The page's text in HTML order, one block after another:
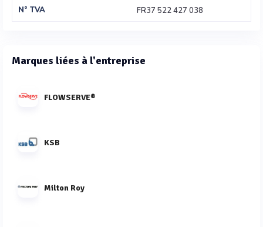
N° TVA
FR37 522 427 038
Marques liées à l'entreprise
FLOWSERVE®
KSB
Milton Roy